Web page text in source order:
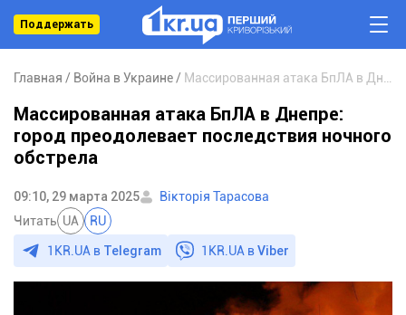
Поддержать
Главная Война в Украине
Массированная атака БпЛА в Днепре:
город преодолевает последствия ночного
обстрела
09:10, 29 марта 2025
Вікторія Тарасова
Читать UA RU
1KR.UA в Telegram 1KR.UA вViber